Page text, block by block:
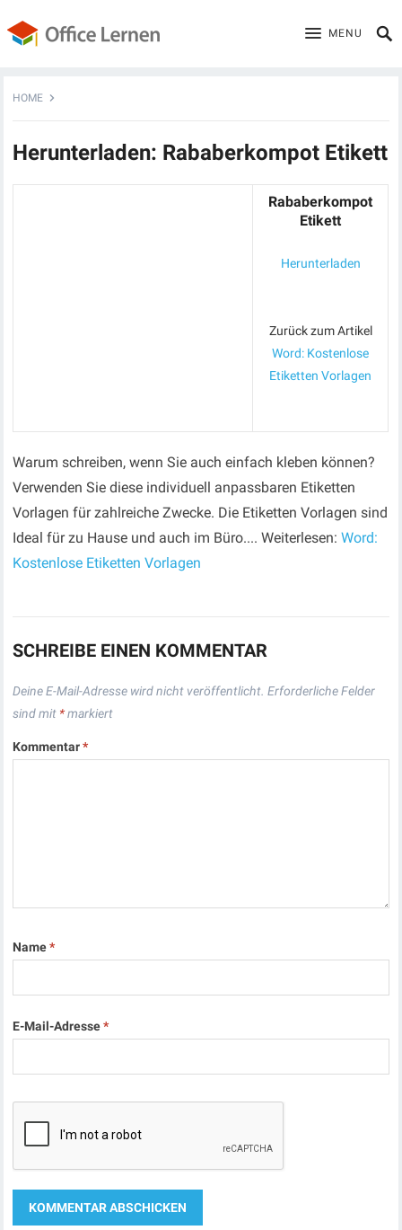
MENU
HOME
Herunterladen: Rababerkompot Etikett
Rababerkompot
Etikett
Herunterladen
Zurück zum Artikel
Word: Kostenlose
Etiketten Vorlagen
Warum schreiben, wenn Sie auch einfach kleben können?
Verwenden Sie diese individuell anpassbaren Etiketten
Vorlagen für zahlreiche Zwecke. Die Etiketten Vorlagen sind
Ideal für zu Hause und auch im Büro.... Weiterlesen:Word:
Kostenlose Etiketten Vorlagen
SCHREIBE EINEN KOMMENTAR
Deine E-Mail-Adresse wird nicht veröffentlicht. Erforderliche Felder
sind mit *markiert
Kommentar*
Name*
E-Mail-Adresse*